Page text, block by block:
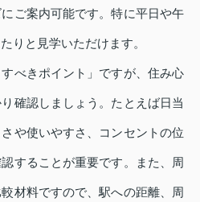
ご案内可能です。特に平日や午
りと見学いただけます。
べきポイント」ですが、住み心
確認しましょう。たとえば日当
や使いやすさ、コンセントの位
することが重要です。また、周
材料ですので、駅への距離、周